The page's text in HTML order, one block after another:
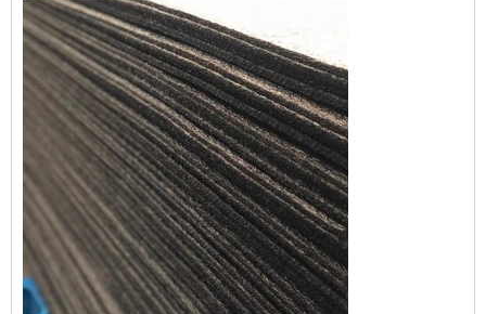
que poderia comprometer a comercialização
e o consumo dos produtos abrigados. Dessa
forma, esta proteção evita prejuízos e ainda
agrega val...